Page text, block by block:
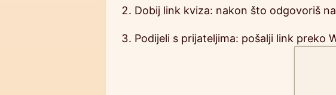
Dobij link kviza: nakon što odgovoriš
Podijeli s prijateljima: pošalji link preko